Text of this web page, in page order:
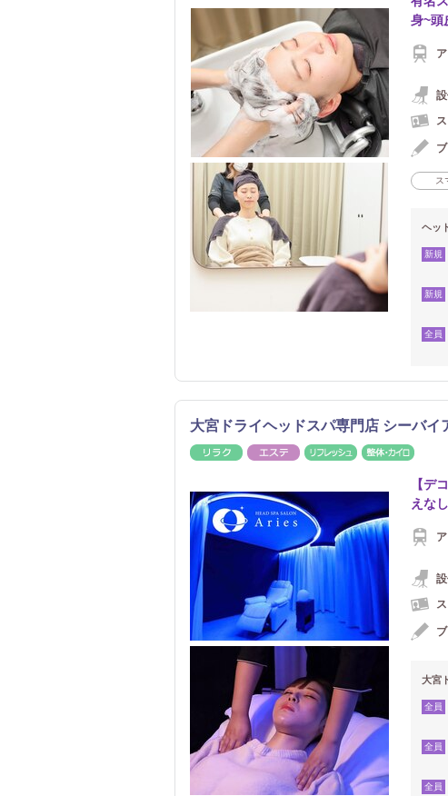
身~頭
ス
ヘッ
新規
新規
全員
大宮ドライヘッドスパ専門店 シーバイ
リラク エステ リフレッシュ
【デ
えな
大宮
全員
全員
全員